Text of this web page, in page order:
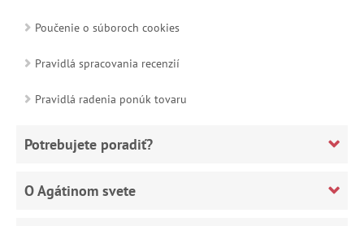
Poučenie o súboroch cookies
Pravidlá spracovania recenzií
Pravidlá radenia ponúk tovaru
Potrebujete poradiť?
O Agátinom svete